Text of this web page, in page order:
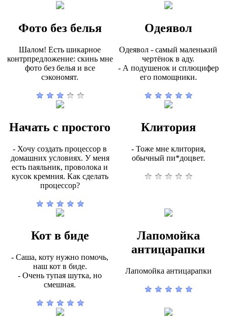
Фото без белья
Шалом! Есть шикарное
контрпредложение: скинь мне
фото без белья и все
сэкономят.
Одеявол
Одеявол - самый маленький
чертёнок в аду.
- А подушенок и сплюцифер
его помощники.
Начать с простого
- Хочу создать процессор в
домашних условиях. У меня
есть паяльник, проволока и
кусок кремния. Как сделать
процессор?
Клитория
- Тоже мне клитория,
обычный пи*доцвет.
Кот в биде
- Саша, коту нужно помочь,
наш кот в биде.
- Очень тупая шутка, но
смешная.
Лапомойка
антицарапки
Лапомойка антицарапки